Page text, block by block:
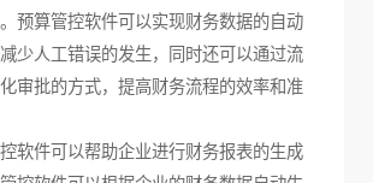
预算管控软件可以实现财务数据的自动
少人工错误的发生，同时还可以通过流
审批的方式，提高财务流程的效率和准
软件可以帮助企业进行财务报表的生成